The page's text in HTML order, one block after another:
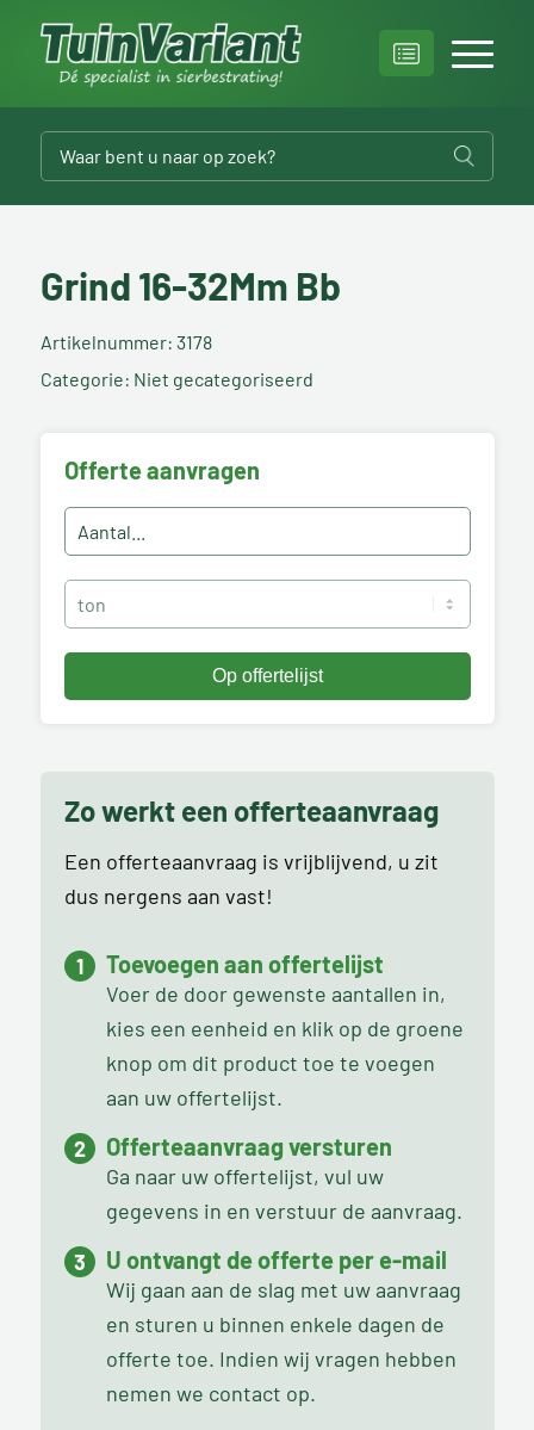
Grind 16-32Mm Bb
Artikelnummer: 3178
Categorie: Niet gecategoriseerd
Offerte aanvragen
Zo werkt een offerteaanvraag
Een offerteaanvraag is vrijblijvend, u zit
dus nergens aan vast!
Toevoegen aan offertelijst
Voer de door gewenste aantallen in,
kies een eenheid en klik op de groene
knop om dit product toe te voegen
aan uw offertelijst.
Offerteaanvraag versturen
Ga naar uw offertelijst, vul uw
gegevens in en verstuur de aanvraag.
U ontvangt de offerte per e-mail
Wij gaan aan de slag met uw aanvraag
en sturen u binnen enkele dagen de
offerte toe. Indien wij vragen hebben
nemen we contact op.